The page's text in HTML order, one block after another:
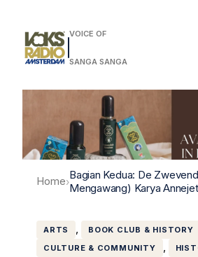
VOICE OF
SANGA SANGA
Home›Bagian Kedua: De
Mengawang) Karya
ARTS , BOOK CLUB & HISTORY
CULTURE & COMMUNITY ,